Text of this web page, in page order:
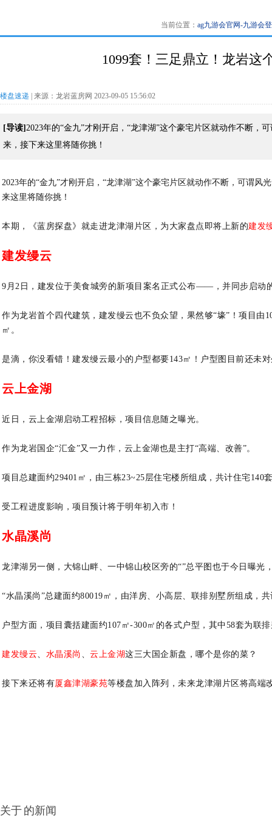
当前位置： ag九游会官网-九游会
1099套！三足鼎立！龙岩这
楼盘速递 | 来源：龙岩蓝房网 2023-09-05 15:56:02
[导读] 2023年的“金九”才刚开启，“龙津湖”这个豪宅片区就动作不断
来，接下来这里将随你挑！
2023年的“金九”才刚开启，“龙津湖”这个豪宅片区就动作不断，可谓风
来这里将随你挑！
本期，《蓝房探盘》就走进龙津湖片区，为大家盘点即将上新的建发
建发缦云
9月2日，建发位于美食城旁的新项目案名正式公布——，并同步启动
作为龙岩首个四代建筑，建发缦云也不负众望，果然够“壕”！ 项目由
㎡。
是滴，你没看错！建发缦云最小的户型都要143㎡！户型图目前还未
云上金湖
近日，云上金湖启动工程招标，项目信息随之曝光。
作为龙岩国企“汇金”又一力作，云上金湖也是主打“高端、改善”。
项目总建面约29401㎡，由三栋23~25层住宅楼所组成，共计住宅140
受工程进度影响，项目预计将于明年初入市！
水晶溪尚
龙津湖另一侧，大锦山畔、一中锦山校区旁的“”总平图也于今日曝光
“水晶溪尚”总建面约80019㎡，由洋房、小高层、联排别墅所组成，
户型方面，项目囊括建面约107㎡-300㎡的各式户型，其中58套为联
建发缦云、 水晶溪尚 、 云上金湖这三大国企新盘，哪个是你的菜？
接下来还将有厦鑫津湖豪苑等楼盘加入阵列，未来龙津湖片区将高端
关于 的新闻